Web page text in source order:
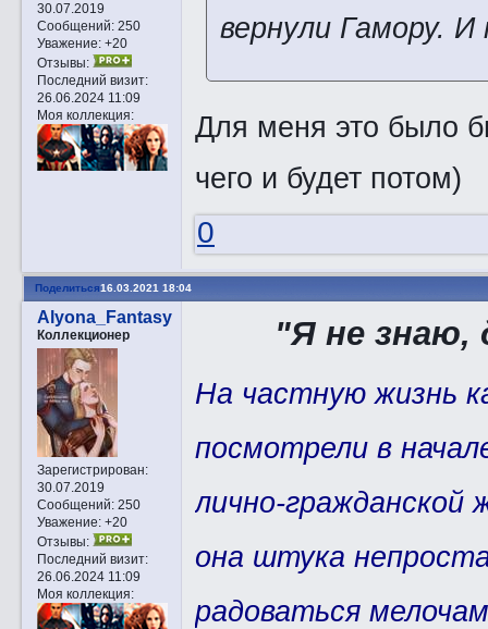
30.07.2019
Сообщений:250
Уважение: +20
Отзывы:
Последний визит:
26.06.2024 11:09
Моя коллекция:
вернули Гамору.
Для меня это было
чего и будет потом)
0
Поделиться16.03.2021 18:04
Alyona_Fantasy
Коллекционер
Зарегистрирован:
30.07.2019
Сообщений:250
Уважение: +20
Отзывы:
Последний визит:
26.06.2024 11:09
Моя коллекция:
"Я не знаю,
На частную жизнь
посмотрели в
лично-
она штука
радоваться